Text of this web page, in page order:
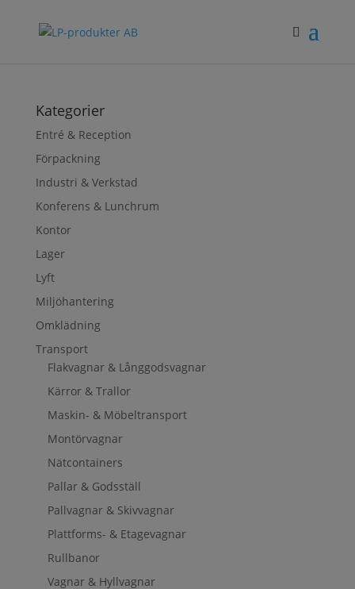
Kategorier
Entré & Reception
Förpackning
Industri & Verkstad
Konferens & Lunchrum
Kontor
Lager
Lyft
Miljöhantering
Omklädning
Transport
Flakvagnar & Långgodsvagnar
Kärror & Trallor
Maskin- & Möbeltransport
Montörvagnar
Nätcontainers
Pallar & Godsställ
Pallvagnar & Skivvagnar
Plattforms- & Etagevagnar
Rullbanor
Vagnar & Hyllvagnar